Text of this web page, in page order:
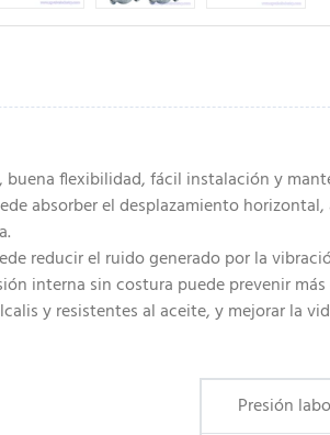
buena flexibilidad, fácil instalación y
absorber el desplazamiento
reducir el ruido generado por la
interna sin costura puede prevenir
y resistentes al aceite, y mejorar la
Presión